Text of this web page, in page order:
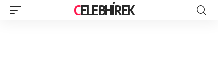
CELEBHÍREK